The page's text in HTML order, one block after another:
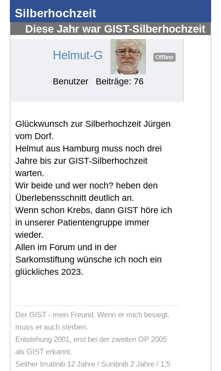
Silberhochzeit
Diese Jahr war GIST-Silberhochzeit
Helmut-G Offline
Benutzer Beiträge: 76
Glückwunsch zur Silberhochzeit Jürgen
vom Dorf.
Helmut aus Hamburg muss noch drei
Jahre bis zur GIST-Silberhochzeit
warten.
Wir beide und wer noch? heben den
Überlebensschnitt deutlich an.
Wenn schon Krebs, dann GIST höre ich
in unserer Patientengruppe immer
wieder.
Allen im Forum und in der
Sarkomstiftung wünsche ich noch ein
glückliches 2023.
Der GIST - mein Freund. Wenn er mich besiegt,
muss er auch sterben.
Entstehung 2001, erst bei der zweiten OP 2005
als GIST erkannt.
Seither Imatinib 12 Jahre / Sunitinib 2 Jahre / 1.5